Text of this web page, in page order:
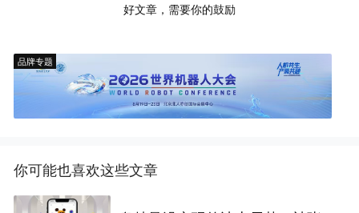
好文章，需要你的鼓励
品牌专题
你可能也喜欢这些文章